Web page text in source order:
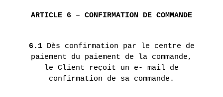
ARTICLE 6 – CONFIRMATION DE COMMANDE
6.1Dès confirmation par le centre de
paiement du paiement de la commande,
le Client reçoit un e- mail de
confirmation de sa commande.